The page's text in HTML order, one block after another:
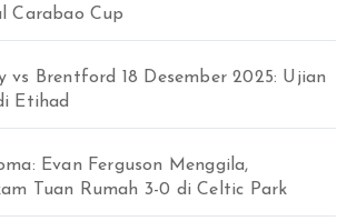
Carabao Cup
vs Brentford 18 Desember 2025: Ujian
Etihad
Evan Ferguson Menggila,
Tuan Rumah 3-0 di Celtic Park